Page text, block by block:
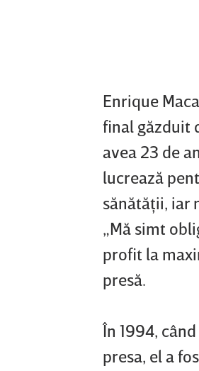
Enrique
final găzduit
avea 23 de
lucrează
sănătăţii, iar
„Mă simt
profit la
presă.
În 1994,
presa, el a